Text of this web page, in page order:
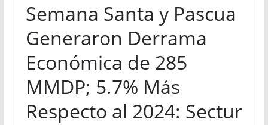
Semana Santa y Pascua
Generaron Derrama
Económica de 285
MMDP; 5.7% Más
Respecto al 2024: Sectur